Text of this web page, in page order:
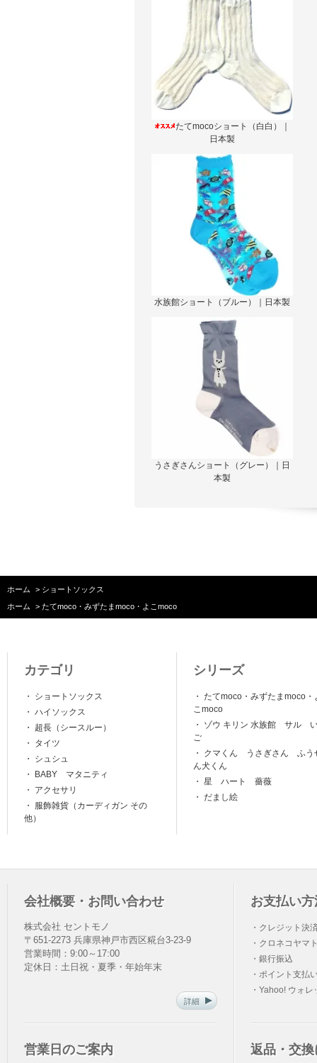
たてmocoショート（白白）｜
日本製
水族館ショート（ブルー）｜日本製
うさぎさんショート（グレー）｜日
本製
ホーム > ショートソックス
ホーム
> たてmoco・みずたまmoco・よこmoco
カテゴリ
・
ショートソックス
・ ハイソックス
・
超長（シースルー）
・
タイツ
・
シュシュ
・
BABY マタニティ
・
アクセサリ
・
服飾雑貨（カーディガン その
他）
シリーズ
・ たてmoco・みずたまmoco・
こmoco
・
ゾウ キリン 水族館 サル
ご
・
クマくん うさぎさん ふう
ん犬くん
・ 星 ハート 薔薇
・ だまし絵
会社概要・お問い合わせ
株式会社 セントモノ
〒651-2273 兵庫県神戸市西区糀台3-23-9
営業時間：9:00～17:00
定休日：土日祝・夏季・年始年末
詳細
営業日のご案内
お支払い方
・クレジット決
・クロネコヤマ
・銀行振込
・ポイント支払
・Yahoo! ウォレ
返品・交